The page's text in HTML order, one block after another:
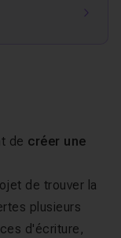
de créer une
de trouver la
plusieurs
d'écriture,